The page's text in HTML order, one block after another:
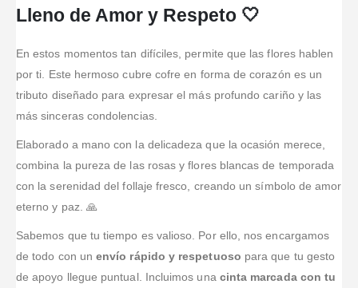
Lleno de Amor y Respeto 🤍
En estos momentos tan difíciles, permite que las flores hablen
por ti. Este hermoso cubre cofre en forma de corazón es un
tributo diseñado para expresar el más profundo cariño y las
más sinceras condolencias.
Elaborado a mano con la delicadeza que la ocasión merece,
combina la pureza de las rosas y flores blancas de temporada
con la serenidad del follaje fresco, creando un símbolo de amor
eterno y paz. 🙏
Sabemos que tu tiempo es valioso. Por ello, nos encargamos
de todo con unenvío rápido y respetuoso para que tu gesto
de apoyo llegue puntual. Incluimos una cinta marcada con tu